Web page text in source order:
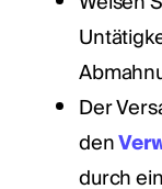
Der
den
durch